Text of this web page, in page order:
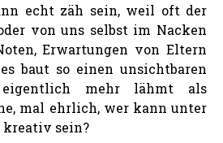
echt zäh sein, weil oft der
von uns selbst im Nacken
Erwartungen von Eltern
baut so einen unsichtbaren
mehr lähmt als
mal ehrlich, wer kann unter
kreativ sein?